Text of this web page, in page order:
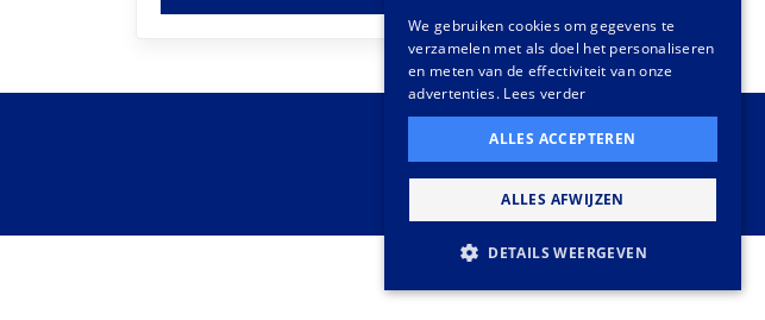
We gebruiken cookies om gegevens te
verzamelen met als doel het personaliseren
en meten van de effectiviteit van onze
advertenties. Lees verder
ALLES ACCEPTEREN
ALLES AFWIJZEN
DETAILS WEERGEVEN
STRIKT NOODZAKELIJK